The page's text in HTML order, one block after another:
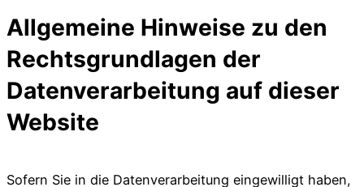
Allgemeine Hinweise zu den
Rechtsgrundlagen der
Datenverarbeitung auf dieser
Website
Sofern Sie in die Datenverarbeitung eingewilligt haben,